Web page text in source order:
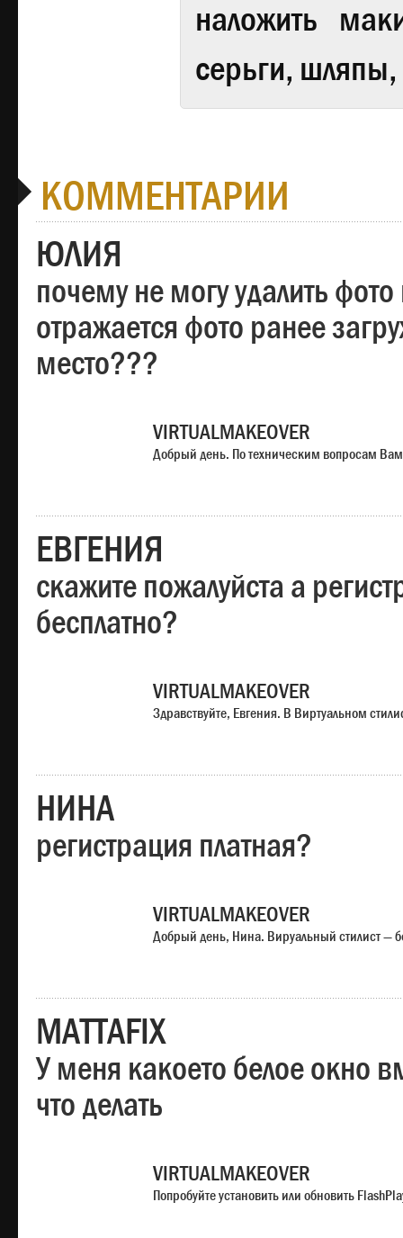
наложить
серьги,
КОММЕНТАРИИ
ЮЛИЯ
почему не могу удалить
отражается фото ранее
место???
VIRTUALMAKEOVER
Добрый день. По техническим вопросам
ЕВГЕНИЯ
скажите пожалуйста а
бесплатно?
VIRTUALMAKEOVER
Здравствуйте, Евгения. В Виртуальном
НИНА
регистрация платная?
VIRTUALMAKEOVER
Добрый день, Нина. Вируальный стилист —
MATTAFIX
У меня какоето белое окно
что делать
VIRTUALMAKEOVER
Попробуйте установить или обновить